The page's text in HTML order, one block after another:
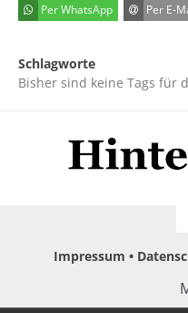
Per WhatsApp
Per E-
Schlagworte
Bisher sind keine Tags für
Impressum